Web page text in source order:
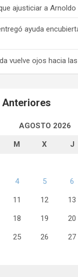
ajusticiar a Arnoldo
ayuda
vuelve ojos hacia
Anteriores
AGOSTO 2026
M X J
4 5 6
11 12 13
18 19 20
25 26 27